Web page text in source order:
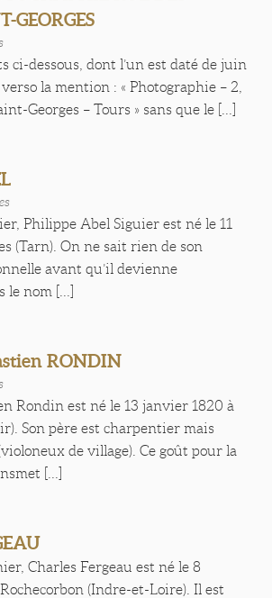
GEORGES
ci-dessous, dont l’un est daté de juin
la mention : « Photographie – 2,
Georges – Tours » sans que le [...]
Philippe Abel Siguier est né le 11
(Tarn). On ne sait rien de son
avant qu’il devienne
nom [...]
RONDIN
Rondin est né le 13 janvier 1820 à
Son père est charpentier mais
de village). Ce goût pour la
[...]
Charles Fergeau est né le 8
(Indre-et-Loire). Il est